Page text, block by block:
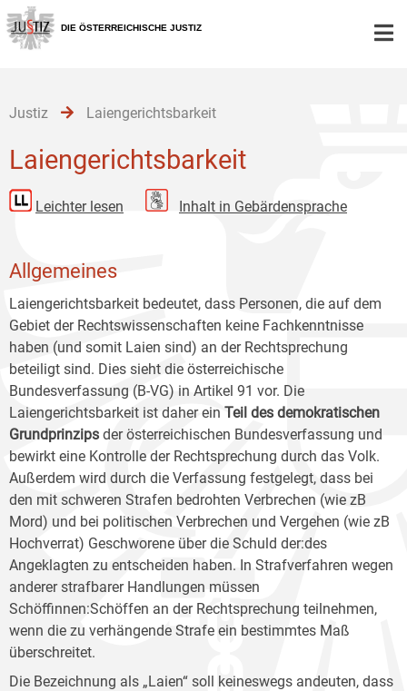
Zur
Hauptnavigation
[1]
Zum
Inhalt
[2]
Zum
Untermenü
[3]
DIE ÖSTERREICHISCHE JUSTIZ
Justiz Laiengerichtsbarkeit
Laiengerichtsbarkeit
Leichter lesen Inhalt in Gebärdensprache
Allgemeines
Laiengerichtsbarkeit bedeutet, dass Personen, die auf dem
Gebiet der Rechtswissenschaften keine Fachkenntnisse
haben (und somit Laien sind) an der Rechtsprechung
beteiligt sind. Dies sieht die österreichische
Bundesverfassung (B-VG) in Artikel 91 vor. Die
Laiengerichtsbarkeit ist daher ein Teil des demokratischen
Grundprinzips der österreichischen Bundesverfassung und
bewirkt eine Kontrolle der Rechtsprechung durch das Volk.
Außerdem wird durch die Verfassung festgelegt, dass bei
den mit schweren Strafen bedrohten Verbrechen (wie zB
Mord) und bei politischen Verbrechen und Vergehen (wie zB
Hochverrat) Geschworene über die Schuld der:des
Angeklagten zu entscheiden haben. In Strafverfahren wegen
anderer strafbarer Handlungen müssen
Schöffinnen:Schöffen an der Rechtsprechung teilnehmen,
wenn die zu verhängende Strafe ein bestimmtes Maß
überschreitet.
Die Bezeichnung als „Laien“ soll keineswegs andeuten, dass